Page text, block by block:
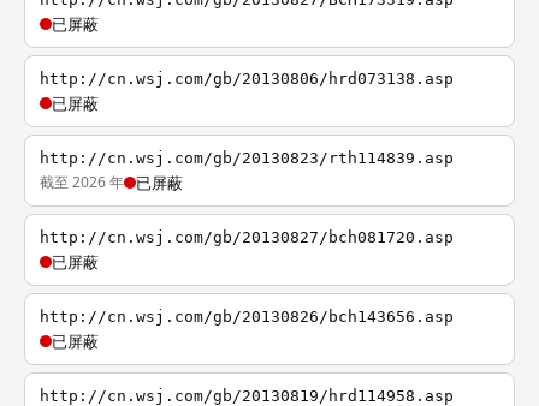
已屏蔽
http://cn.wsj.com/gb/20130806/hrd073138.asp
已屏蔽
http://cn.wsj.com/gb/20130823/rth114839.asp
截至 2026 年 已屏蔽
http://cn.wsj.com/gb/20130827/bch081720.asp
已屏蔽
http://cn.wsj.com/gb/20130826/bch143656.asp
已屏蔽
http://cn.wsj.com/gb/20130819/hrd114958.asp